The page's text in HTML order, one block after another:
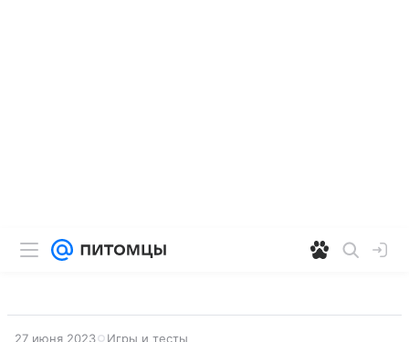
27 июня 2023 Игры и тесты